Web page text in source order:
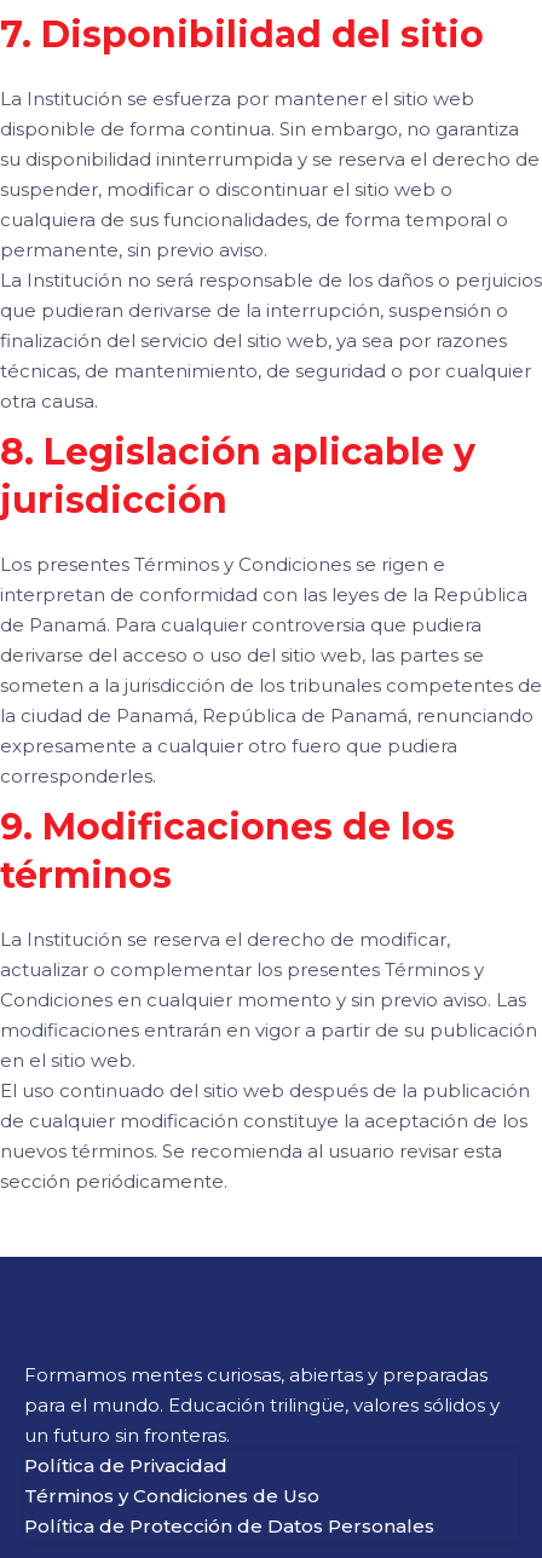
7. Disponibilidad del sitio
La Institución se esfuerza por mantener el sitio web
disponible de forma continua. Sin embargo, no garantiza
su disponibilidad ininterrumpida y se reserva el derecho de
suspender, modificar o discontinuar el sitio web o
cualquiera de sus funcionalidades, de forma temporal o
permanente, sin previo aviso.
La Institución no será responsable de los daños o perjuicios
que pudieran derivarse de la interrupción, suspensión o
finalización del servicio del sitio web, ya sea por razones
técnicas, de mantenimiento, de seguridad o por cualquier
otra causa.
8. Legislación aplicable y
jurisdicción
Los presentes Términos y Condiciones se rigen e
interpretan de conformidad con las leyes de la República
de Panamá. Para cualquier controversia que pudiera
derivarse del acceso o uso del sitio web, las partes se
someten a la jurisdicción de los tribunales competentes de
la ciudad de Panamá, República de Panamá, renunciando
expresamente a cualquier otro fuero que pudiera
corresponderles.
9. Modificaciones de los
términos
La Institución se reserva el derecho de modificar,
actualizar o complementar los presentes Términos y
Condiciones en cualquier momento y sin previo aviso. Las
modificaciones entrarán en vigor a partir de su publicación
en el sitio web.
El uso continuado del sitio web después de la publicación
de cualquier modificación constituye la aceptación de los
nuevos términos. Se recomienda al usuario revisar esta
sección periódicamente.
Formamos mentes curiosas, abiertas y preparadas
para el mundo. Educación trilingüe, valores sólidos y
un futuro sin fronteras.
Política de Privacidad
Términos y Condiciones de Uso
Política de Protección de Datos Personales